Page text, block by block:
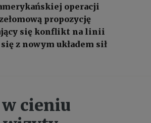
operacji
propozycję
się konflikt na linii
z nowym układem sił
cieniu